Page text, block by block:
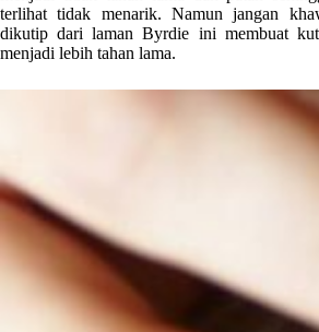
terlihat tidak menarik. Namun jangan
dikutip dari laman Byrdie ini membuat
menjadi lebih tahan lama.